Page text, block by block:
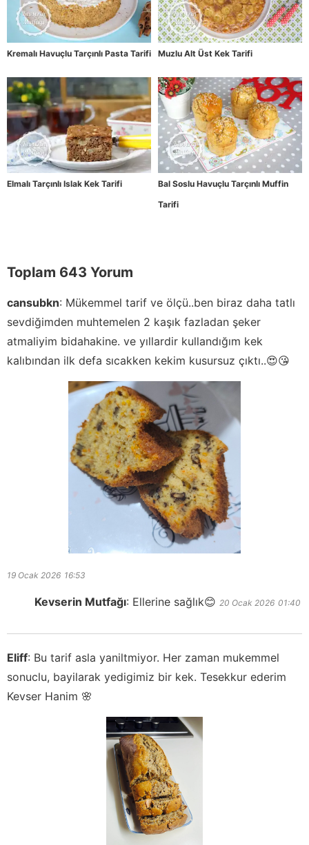
Kremalı Havuçlu Tarçınlı Pasta Tarifi Muzlu Alt Üst Kek Tarifi
Elmalı Tarçınlı Islak Kek Tarifi
Bal Soslu Havuçlu Tarçınlı Muffin
Tarifi
Toplam 643 Yorum
cansubkn: Mükemmel tarif ve ölçü..ben biraz daha tatlı
sevdiğimden muhtemelen 2 kaşık fazladan şeker
atmaliyim bidahakine. ve yıllardir kullandığım kek
kalıbından ilk defa sıcakken kekim kusursuz çıktı..😍😘
19 Ocak 2026 16:53
Kevserin Mutfağı: Ellerine sağlık😊 20 Ocak 2026 01:40
Eliff: Bu tarif asla yaniltmiyor. Her zaman mukemmel
sonuclu, bayilarak yedigimiz bir kek. Tesekkur ederim
Kevser Hanim 🌸